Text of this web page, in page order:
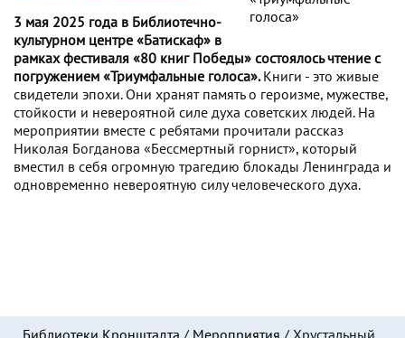
3 мая 2025 года в Библиотечно-
культурном центре «Батискаф» в
рамках фестиваля «80 книг Победы» состоялось чтение с
погружением «Триумфальные голоса».Книги - это живые
свидетели эпохи. Они хранят память о героизме, мужестве,
стойкости и невероятной силе духа советских людей. На
мероприятии вместе с ребятами прочитали рассказ
Николая Богданова «Бессмертный горнист», который
вместил в себя огромную трагедию блокады Ленинграда и
одновременно невероятную силу человеческого духа.